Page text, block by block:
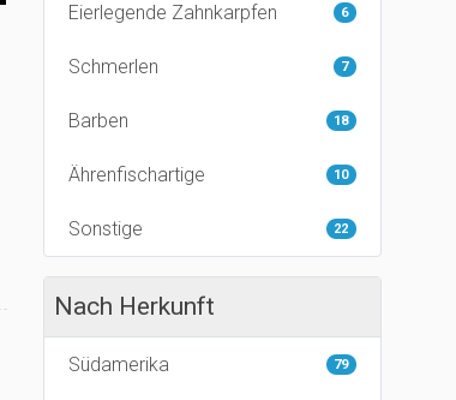
Eierlegende Zahnkarpfen 6
Schmerlen 7
Barben 18
Ährenfischartige 10
Sonstige 22
Nach Herkunft
Südamerika 79